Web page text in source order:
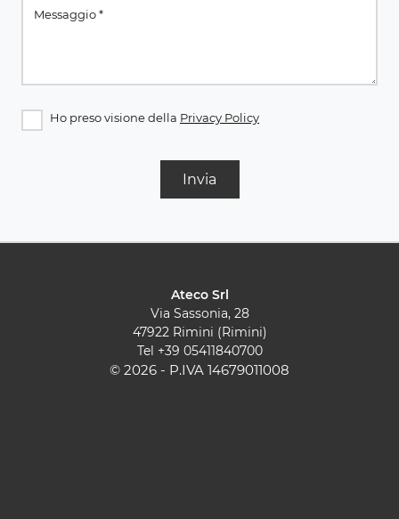
Ho preso visione della Privacy Policy
Invia
Ateco Srl
Via Sassonia, 28
47922 Rimini (Rimini)
Tel +39 05411840700
© 2026 - P.IVA 14679011008